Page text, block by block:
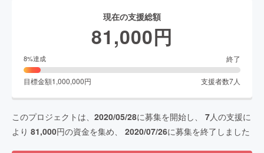
現在の支援総額
81,000円
8%達成 終了
目標金額1,000,000円 支援者数7人
このプロジェクトは、 2020/05/28に募集を開始し、 7人の支援に
より 81,000円の資金を集め、 2020/07/26に募集を終了しました